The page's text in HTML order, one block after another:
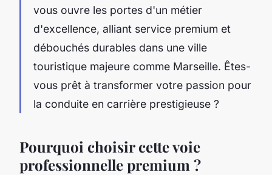
vous ouvre les portes d'un métier
d'excellence, alliant service premium et
débouchés durables dans une ville
touristique majeure comme Marseille. Êtes-
vous prêt à transformer votre passion pour
la conduite en carrière prestigieuse ?
Pourquoi choisir cette voie
professionnelle premium ?